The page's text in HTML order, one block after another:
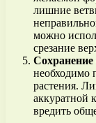
лишние
можно
срезание
Сохранение
необходимо
растения.
аккуратной
вредить